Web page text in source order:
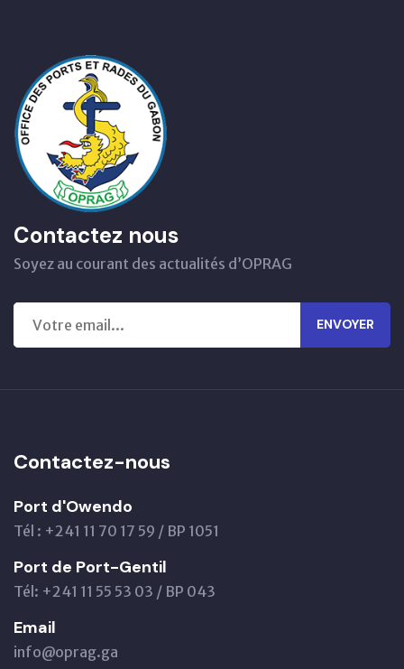
Contactez nous
Soyez au courant des actualités d’OPRAG
ENVOYER
Contactez-nous
Port d'Owendo
Tél : +241 11 70 17 59 / BP 1051
Port de Port-Gentil
Tél: +241 11 55 53 03 / BP 043
Email
info@oprag.ga